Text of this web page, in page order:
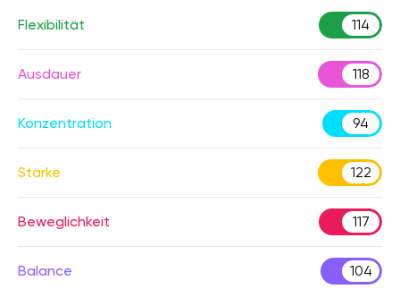
Flexibilität 114
Ausdauer 118
Konzentration 94
Stärke 122
Beweglichkeit 117
Balance 104